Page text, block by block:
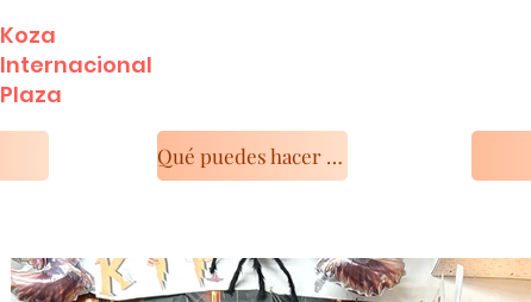
Koza
Internacional
​Plaza
Qué puedes hacer con KIP